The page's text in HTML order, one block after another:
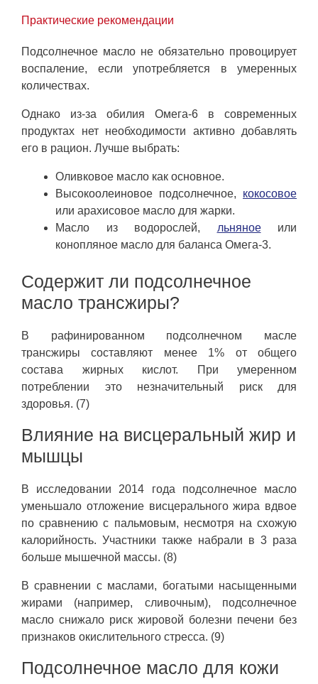
Практические рекомендации
Подсолнечное масло не обязательно провоцирует
воспаление, если употребляется в умеренных
количествах.
Однако из-за обилия Омега-6 в современных
продуктах нет необходимости активно добавлять
его в рацион. Лучше выбрать:
Оливковое масло как основное.
Высокоолеиновое подсолнечное, кокосовое
или арахисовое масло для жарки.
Масло из водорослей, льняноеили
конопляное масло для баланса Омега-3.
Содержит ли подсолнечное
масло трансжиры?
В рафинированном подсолнечном масле
трансжиры составляют менее 1% от общего
состава жирных кислот. При умеренном
потреблении это незначительный риск для
здоровья. (7)
Влияние на висцеральный жир и
мышцы
В исследовании 2014 года подсолнечное масло
уменьшало отложение висцерального жира вдвое
по сравнению с пальмовым, несмотря на схожую
калорийность. Участники также набрали в 3 раза
больше мышечной массы. (8)
В сравнении с маслами, богатыми насыщенными
жирами (например, сливочным), подсолнечное
масло снижало риск жировой болезни печени без
признаков окислительного стресса. (9)
Подсолнечное масло для кожи